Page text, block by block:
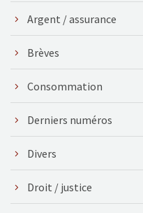
Argent / assurance
Brèves
Consommation
Derniers numéros
Divers
Droit / justice